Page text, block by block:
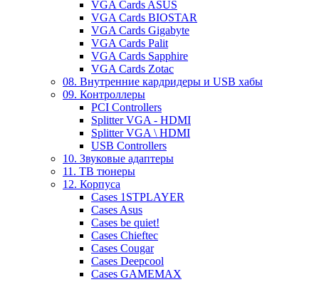
VGA Cards ASUS
VGA Cards BIOSTAR
VGA Cards Gigabyte
VGA Cards Palit
VGA Cards Sapphire
VGA Cards Zotac
08. Внутренние кардридеры и USB хабы
09. Контроллеры
PCI Controllers
Splitter VGA - HDMI
Splitter VGA \ HDMI
USB Controllers
10. Звуковые адаптеры
11. ТВ тюнеры
12. Корпуса
Cases 1STPLAYER
Cases Asus
Cases be quiet!
Cases Chieftec
Cases Cougar
Cases Deepcool
Cases GAMEMAX